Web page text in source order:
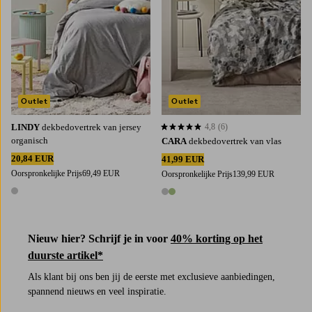
LINDY dekbedovertrek van jersey
organisch
20,84 EUR
Oorspronkelijke Prijs69,49 EUR
1 kleur
Outlet
CARA dekbedovertrek van vlas
41,99 EUR
Oorspronkelijke Prijs139,99 EUR
2 kleuren
4,8 op basis van 6 beoordelingen
4,8 (6)
Outlet
Nieuw hier? Schrijf je in voor 40% korting op het
duurste artikel*
Als klant bij ons ben jij de eerste met exclusieve aanbiedingen,
spannend nieuws en veel inspiratie.